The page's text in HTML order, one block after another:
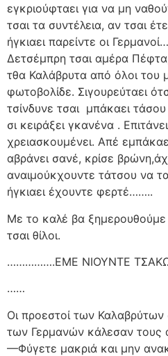
εγκριούφταει για να μη
τσαι τα συντέλεια, αν τσαι
ήγκιαει παρείντε οι
Δετσέμπρη τσαι αμέρα Πέφτα,
τθα Καλάβρυτα από όλοι του
φωτοβολίδε. Σιγουρεύταει
τσίνδυνε τσαι μπάκαει
σι κειράξει γκανένα .
χρειασκουμένει. Απέ
αβράνει σανέ, κρίσε
αναιμούκχουντε τάτσου να
ήγκιαει έχουντε φερτέ……..
Με το καλέ βα ξημερουθούμε
τσαι θίλοι.
…………….ΕΜΕ ΝΙΟΥΝΤΕ
……
Οι προεστοί των
των Γερμανών κάλεσαν τους
—Φύγετε μακριά και μην